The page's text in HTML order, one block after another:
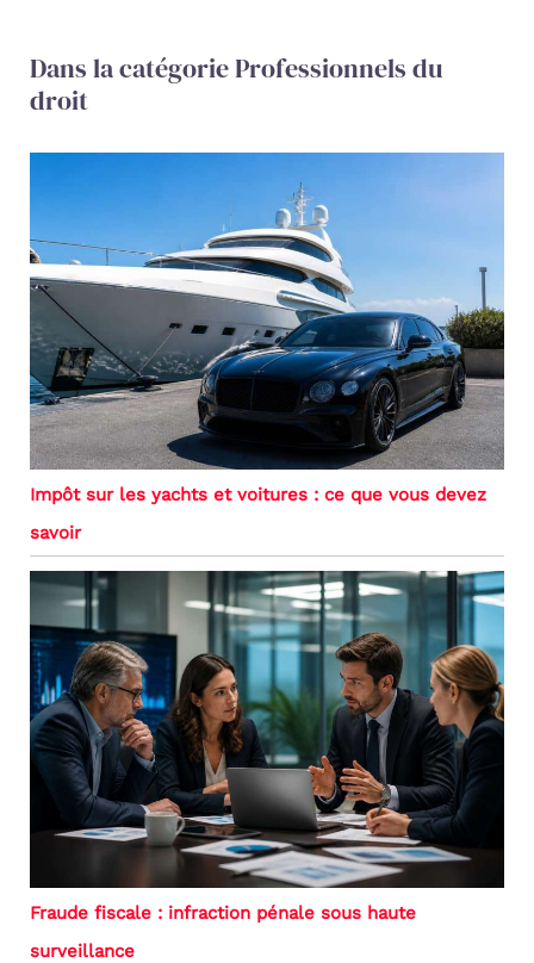
Dans la catégorie Professionnels du
droit
Impôt sur les yachts et voitures : ce que vous devez
savoir
Fraude fiscale : infraction pénale sous haute
surveillance